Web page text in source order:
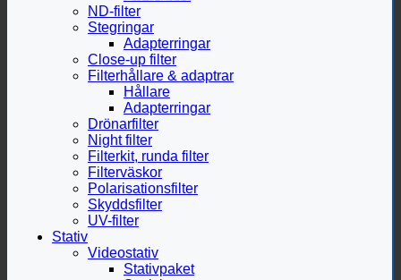
ND-filter
Stegringar
Adapterringar
Close-up filter
Filterhållare & adaptrar
Hållare
Adapterringar
Drönarfilter
Night filter
Filterkit, runda filter
Filterväskor
Polarisationsfilter
Skyddsfilter
UV-filter
Stativ
Videostativ
Stativpaket